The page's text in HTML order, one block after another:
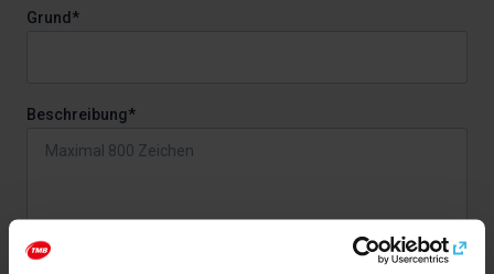
Grund*
Beschreibung*
verbleibende